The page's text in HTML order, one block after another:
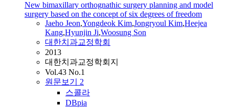
New bimaxillary orthognathic surgery planning and model
surgery based on the concept of six degrees of freedom
Jaeho Jeon,Yongdeok Kim,Jongryoul Kim,Heejea
Kang,Hyunjin Ji,Woosung Son
대한치과교정학회
2013
대한치과교정학회지
Vol.43 No.1
원문보기 2
스콜라
DBpia